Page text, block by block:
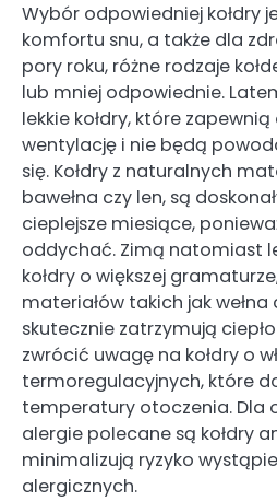
Wybór odpowiedniej kołdry
komfortu snu, a także dla
pory roku, różne rodzaje
lub mniej odpowiednie.
lekkie kołdry, które
wentylację i nie będą
się. Kołdry z naturalnych
bawełna czy len, są
cieplejsze miesiące,
oddychać. Zimą natomiast
kołdry o większej
materiałów takich jak
skutecznie zatrzymują
zwrócić uwagę na kołdry o
termoregulacyjnych, które
temperatury otoczenia. Dla
alergie polecane są kołdry
minimalizują ryzyko
alergicznych.